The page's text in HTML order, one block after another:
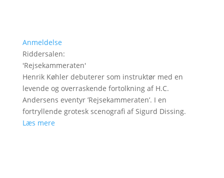
Anmeldelse
Riddersalen:
'Rejsekammeraten'
Henrik Køhler debuterer som instruktør med en
levende og overraskende fortolkning af H.C.
Andersens eventyr ’Rejsekammeraten’. I en
fortryllende grotesk scenografi af Sigurd Dissing.
Læs mere